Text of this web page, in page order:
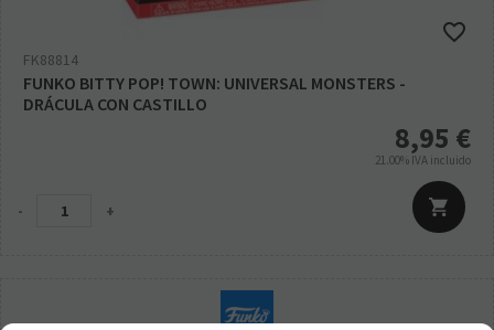
FK88814
FUNKO BITTY POP! TOWN: UNIVERSAL MONSTERS -
DRÁCULA CON CASTILLO
8,95 €
21.00% IVA incluido
- +